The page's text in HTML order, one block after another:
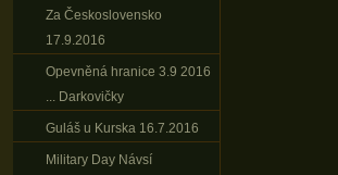
Za Československo
17.9.2016
Opevněná hranice 3.9 2016
... Darkovičky
Guláš u Kurska 16.7.2016
Military Day Návsí